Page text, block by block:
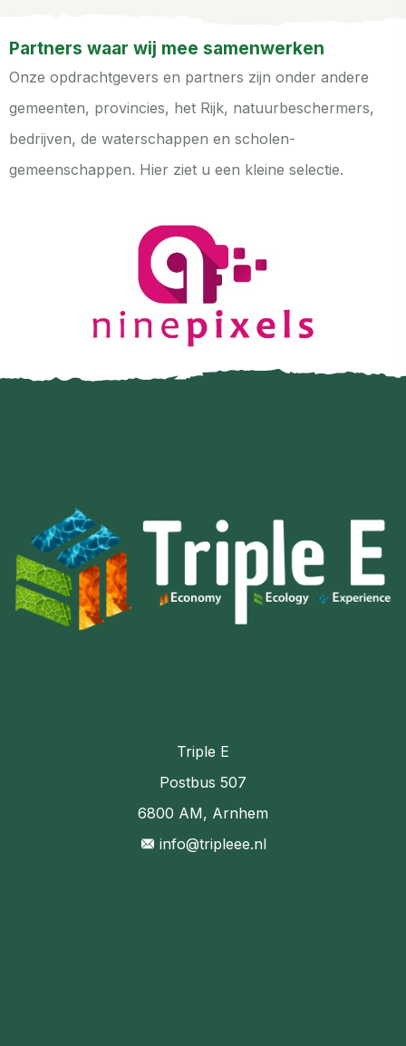
Partners waar wij mee samenwerken
Onze opdrachtgevers en partners zijn onder andere
gemeenten, provincies, het Rijk, natuurbeschermers,
bedrijven, de waterschappen en scholen-
gemeenschappen. Hier ziet u een kleine selectie.
Triple E
Postbus 507
6800 AM, Arnhem
info@tripleee.nl